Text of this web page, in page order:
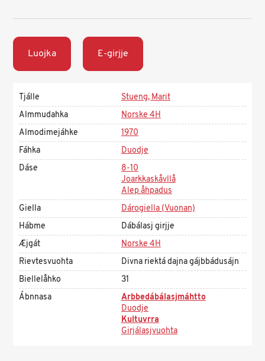
Luojka E-girjje
Tjálle
Stueng, Marit
Almmudahka
Norske 4H
Almodimejáhke
1970
Fáhka
Duodje
Dáse
8-10
Joarkkaskåvllå
Alep åhpadus
Giella
Dárogiella (Vuonan)
Hábme
Dábálasj girjje
Æjgát
Norske 4H
Rievtesvuohta
Divna riektá dajna gájbbádusájn
Biellelåhko
31
Ábnnasa
Arbbedábálasjmáhtto
Duodje
Kultuvrra
Girjálasjvuohta